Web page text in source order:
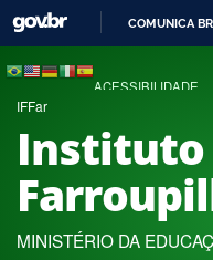
COMUNICA BR
ACESSIBILIDADE
IFFar
Instituto
MINISTÉRIO DA